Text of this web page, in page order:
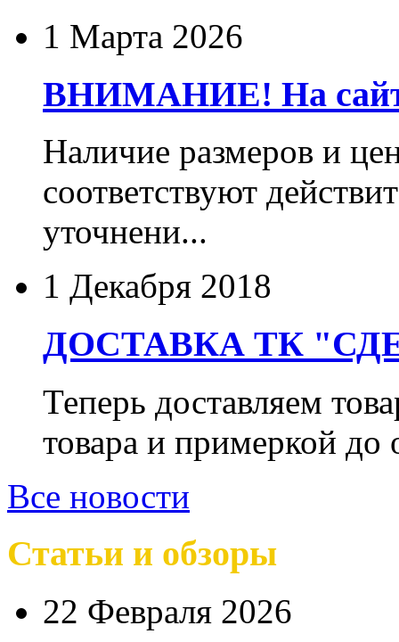
1 Марта 2026
ВНИМАНИЕ! На сайте
Наличие размеров и
соответствуют
уточнени...
1 Декабря 2018
ДОСТАВКА ТК
Теперь доставляем
товара и примеркой
Все новости
Статьи и обзоры
22 Февраля 2026